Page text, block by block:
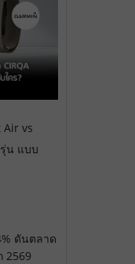
Air vs
น แบบ
ดันตลาด
2569